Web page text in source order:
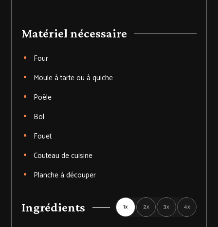
Matériel nécessaire
Four
Moule à tarteou à quiche
Poêle
Bol
Fouet
Couteau de cuisine
Planche à découper
Ingrédients 1x 2x 3x 4x